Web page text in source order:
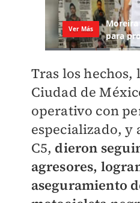
Tras los
Ciudad de
operativo con
especializado, y
C5, dieron
agresores,
aseguramiento